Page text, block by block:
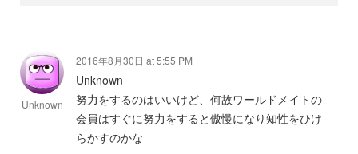
Unknown
2016年8月30日 at 5:55 PM
Unknown
努力をするのはいいけど、何故ワールドメイトの
会員はすぐに努力をすると傲慢になり知性をひけ
らかすのかな